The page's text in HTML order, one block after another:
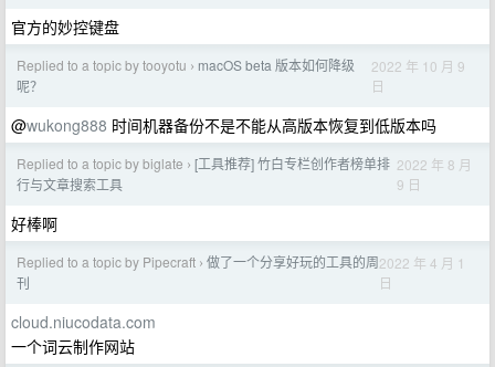
官方的妙控键盘
Replied to a topic by tooyotu › macOS beta 版本如何降级
呢？
2022 年 10 月 9
日
@wukong888 时间机器备份不是不能从高版本恢复到低版本吗
Replied to a topic by biglate › [工具推荐] 竹白专栏创作者榜单排
行与文章搜索工具
2022 年 8 月
9 日
好棒啊
Replied to a topic by Pipecraft › 做了一个分享好玩的工具的周
刊
2022 年 4 月 1
日
cloud.niucodata.com
一个词云制作网站